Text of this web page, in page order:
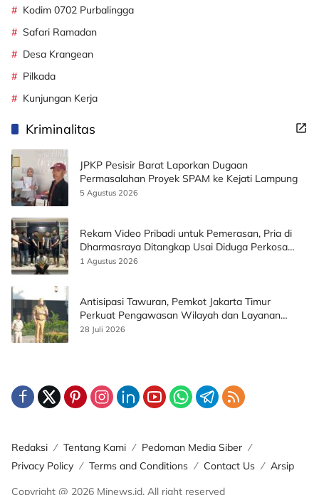
Kodim 0702 Purbalingga
Safari Ramadan
Desa Krangean
Pilkada
Kunjungan Kerja
Kriminalitas
JPKP Pesisir Barat Laporkan Dugaan
Permasalahan Proyek SPAM ke Kejati Lampung
5 Agustus 2026
Rekam Video Pribadi untuk Pemerasan, Pria di
Dharmasraya Ditangkap Usai Diduga Perkosa
Korban
1 Agustus 2026
Antisipasi Tawuran, Pemkot Jakarta Timur
Perkuat Pengawasan Wilayah dan Layanan
Publik
28 Juli 2026
Redaksi Tentang Kami
Pedoman Media Siber
Privacy Policy
Terms and Conditions Contact Us
Arsip
Copyright @ 2026 Mjnews.id. All right reserved